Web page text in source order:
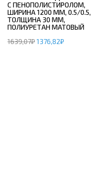
С ПЕНОПОЛИСТИРОЛОМ,
ШИРИНА 1200 ММ, 0.5/0.5,
ТОЛЩИНА 30 ММ,
ПОЛИУРЕТАН МАТОВЫЙ
1639,07₽1376,82₽